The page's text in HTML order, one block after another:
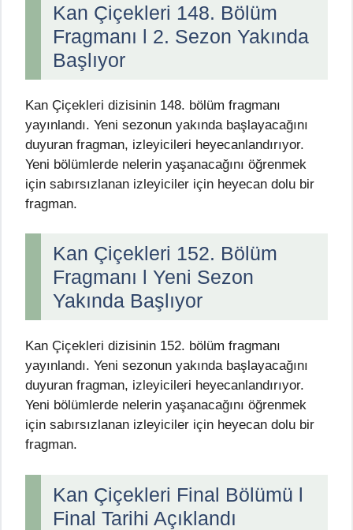
Kan Çiçekleri 148. Bölüm
Fragmanı l 2. Sezon Yakında
Başlıyor
Kan Çiçekleri dizisinin 148. bölüm fragmanı
yayınlandı. Yeni sezonun yakında başlayacağını
duyuran fragman, izleyicileri heyecanlandırıyor.
Yeni bölümlerde nelerin yaşanacağını öğrenmek
için sabırsızlanan izleyiciler için heyecan dolu bir
fragman.
Kan Çiçekleri 152. Bölüm
Fragmanı l Yeni Sezon
Yakında Başlıyor
Kan Çiçekleri dizisinin 152. bölüm fragmanı
yayınlandı. Yeni sezonun yakında başlayacağını
duyuran fragman, izleyicileri heyecanlandırıyor.
Yeni bölümlerde nelerin yaşanacağını öğrenmek
için sabırsızlanan izleyiciler için heyecan dolu bir
fragman.
Kan Çiçekleri Final Bölümü l
Final Tarihi Açıklandı